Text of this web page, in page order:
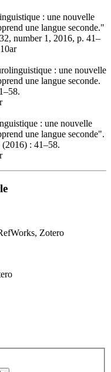
: une nouvelle
une langue seconde."
number 1, 2016, p. 41–
: une nouvelle
une langue seconde.
: une nouvelle
une langue seconde".
: 41–58.
Zotero